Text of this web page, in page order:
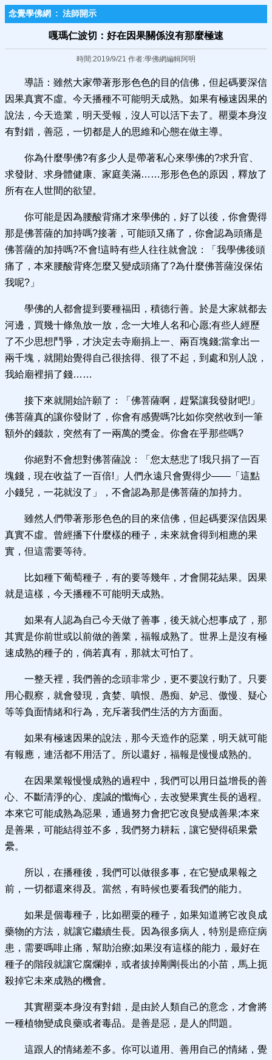
念覺學佛網 : 法師開示
嘎瑪仁波切：好在因果關係沒有那麼極速
時間:2019/9/21 作者:學佛網編輯阿明
導語：雖然大家帶著形形色色的目的信佛，但起碼要深信
因果真實不虛。今天播種不可能明天成熟。如果有極速因果的
說法，今天造業，明天受報，沒人可以活下去了。罌粟本身沒
有對錯，善惡，一切都是人的思維和心態在做主導。
你為什麼學佛?有多少人是帶著私心來學佛的?求升官、
求發財、求身體健康、家庭美滿……形形色色的原因，釋放了
所有在人世間的欲望。
你可能是因為腰酸背痛才來學佛的，好了以後，你會覺得
那是佛菩薩的加持嗎?接著，可能頭又痛了，你會認為頭痛是
佛菩薩的加持嗎?不會!這時有些人往往就會說：「我學佛後頭
痛了，本來腰酸背疼怎麼又變成頭痛了?為什麼佛菩薩沒保佑
我呢?」
學佛的人都會提到要種福田，積德行善。於是大家就都去
河邊，買幾十條魚放一放，念一大堆人名和心愿;有些人經歷
了不少思想鬥爭，才決定去寺廟捐上一、兩百塊錢;當拿出一
兩千塊，就開始覺得自己很捨得、很了不起，到處和別人說，
我給廟裡捐了錢……
接下來就開始許願了：「佛菩薩啊，趕緊讓我發財吧!」
佛菩薩真的讓你發財了，你會有感覺嗎?比如你突然收到一筆
額外的錢款，突然有了一兩萬的獎金。你會在乎那些嗎?
你絕對不會想對佛菩薩說：「您太慈悲了!我只捐了一百
塊錢，現在收益了一百倍!」人們永遠只會覺得少——「這點
小錢兒，一花就沒了」，不會認為那是佛菩薩的加持力。
雖然人們帶著形形色色的目的來信佛，但起碼要深信因果
真實不虛。曾經播下什麼樣的種子，未來就會得到相應的果
實，但這需要等待。
比如種下葡萄種子，有的要等幾年，才會開花結果。因果
就是這樣，今天播種不可能明天成熟。
如果有人認為自己今天做了善事，後天就心想事成了，那
其實是你前世或以前做的善業，福報成熟了。世界上是沒有極
速成熟的種子的，倘若真有，那就太可怕了。
一整天裡，我們善的念頭非常少，更不要說行動了。只要
用心觀察，就會發現，貪婪、嗔恨、愚痴、妒忌、傲慢、疑心
等等負面情緒和行為，充斥著我們生活的方方面面。
如果有極速因果的說法，那今天造作的惡業，明天就可能
有報應，連活都不用活了。所以還好，福報是慢慢成熟的。
在因果業報慢慢成熟的過程中，我們可以用日益增長的善
心、不斷清淨的心、虔誠的懺悔心，去改變果實生長的過程。
本來它可能成熟為惡果，通過努力會把它改良變成善果;本來
是善果，可能結得並不多，我們努力耕耘，讓它變得碩果纍
纍。
所以，在播種後，我們可以做很多事，在它變成果報之
前，一切都還來得及。當然，有時候也要看我們的能力。
如果是個毒種子，比如罌粟的種子，如果知道將它改良成
藥物的方法，就讓它繼續生長。因為很多病人，特別是癌症病
患，需要嗎啡止痛，幫助治療;如果沒有這樣的能力，最好在
種子的階段就讓它腐爛掉，或者拔掉剛剛長出的小苗，馬上扼
殺掉它未來成熟的機會。
其實罌粟本身沒有對錯，是由於人類自己的意念，才會將
一種植物變成良藥或者毒品。是善是惡，是人的問題。
這跟人的情緒差不多。你可以道用、善用自己的情緒，覺